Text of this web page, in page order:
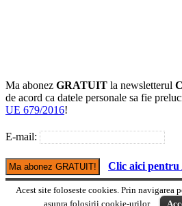
Ma abonez GRATUIT la newsletterul
de acord ca datele personale sa fie
UE 679/2016!
E-mail:
Clic aici
Versiune mobile
Acest site foloseste cookies. Prin navigarea
asupra folosirii cookie-urilor.